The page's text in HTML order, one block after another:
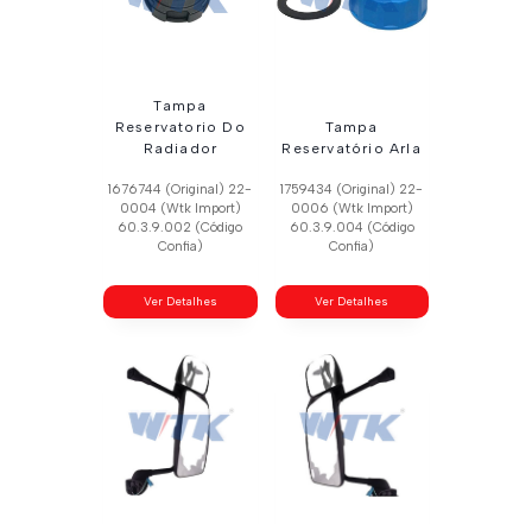
Tampa
Reservatorio Do
Radiador
1676744 (Original) 22-
0004 (Wtk Import)
60.3.9.002 (Código
Confia)
Ver Detalhes
Tampa
Reservatório Arla
1759434 (Original) 22-
0006 (Wtk Import)
60.3.9.004 (Código
Confia)
Ver Detalhes